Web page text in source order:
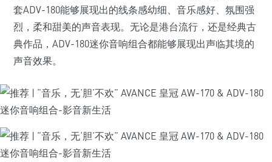
套ADV-180能够展现出的线条感幼细、音乐感好、氛围强
烈，柔和甜美的声音表现。无论是港台流行，还是经典古
典作品，ADV-180迷你音响组合都能够展现出声临其境的
声音效果。